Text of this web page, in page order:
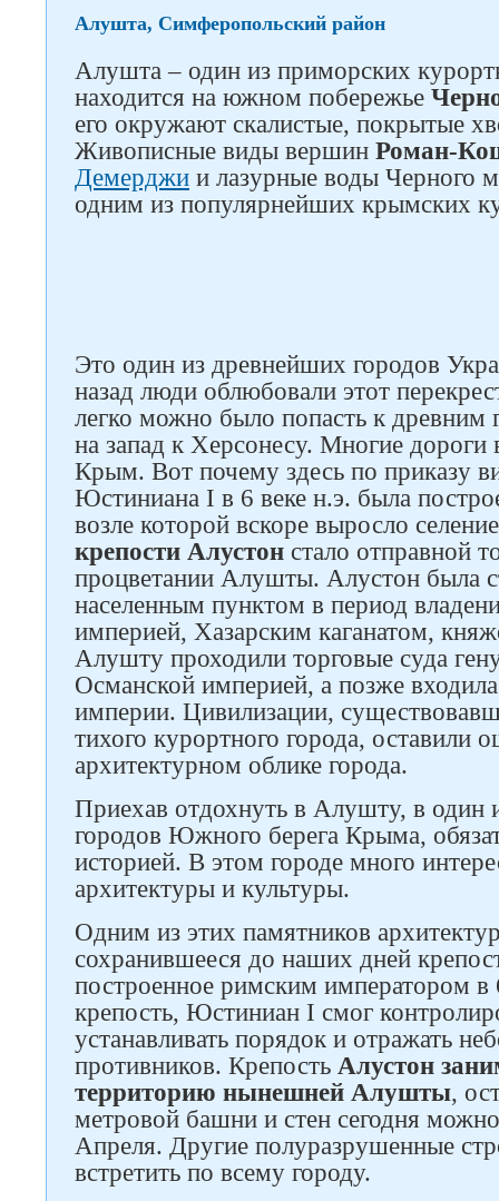
Алушта, Симферопольский район
Алушта – один из приморских
находится на южном побережье
его окружают скалистые, покрытые
Живописные виды вершин Роман-
Демерджи и лазурные воды Черного
одним из популярнейших крымских
Это один из древнейших городов
назад люди облюбовали этот
легко можно было попасть к
на запад к Херсонесу. Многие дороги
Крым. Вот почему здесь по приказу
Юстиниана I в 6 веке н.э. была
возле которой вскоре выросло
крепости Алустон стало отправной
процветании Алушты. Алустон была
населенным пунктом в период
империей, Хазарским каганатом,
Алушту проходили торговые суда
Османской империей, а позже
империи. Цивилизации,
тихого курортного города, оставили
архитектурном облике города.
Приехав отдохнуть в Алушту, в один
городов Южного берега Крыма,
историей. В этом городе много
архитектуры и культуры.
Одним из этих памятников
сохранившееся до наших дней
построенное римским императором в
крепость, Юстиниан I смог
устанавливать порядок и отражать
противников. Крепость Алустон
территорию нынешней Алушты,
метровой башни и стен сегодня
Апреля. Другие полуразрушенные
встретить по всему городу.